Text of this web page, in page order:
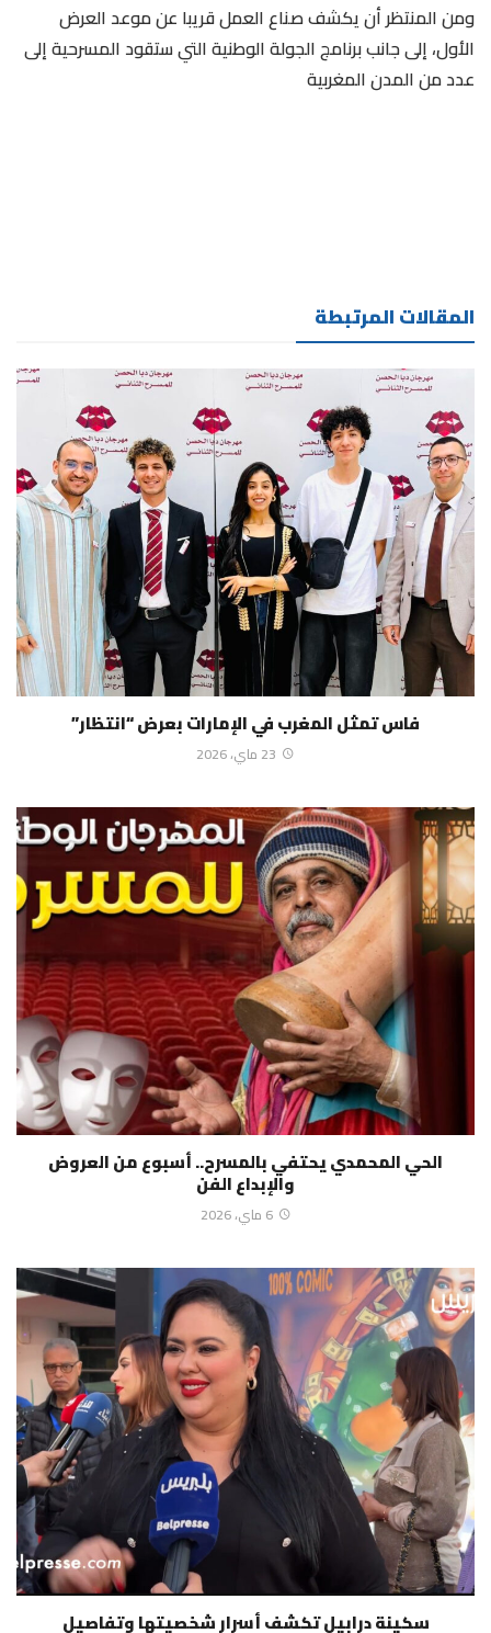
ومن المنتظر أن يكشف صناع العمل قريبا عن موعد العرض
الأول، إلى جانب برنامج الجولة الوطنية التي ستقود المسرحية إلى
عدد من المدن المغربية
المقالات المرتبطة
فاس تمثل المغرب في الإمارات بعرض “انتظار”
23 ماي، 2026
الحي المحمدي يحتفي بالمسرح.. أسبوع من العروض
والإبداع الفن
6 ماي، 2026
سكينة درابيل تكشف أسرار شخصيتها وتفاصيل